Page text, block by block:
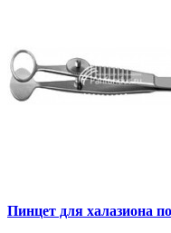
Пинцет для халазиона